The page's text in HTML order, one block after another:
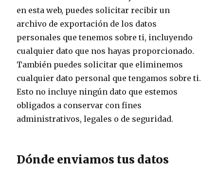
en esta web, puedes solicitar recibir un
archivo de exportación de los datos
personales que tenemos sobre ti, incluyendo
cualquier dato que nos hayas proporcionado.
También puedes solicitar que eliminemos
cualquier dato personal que tengamos sobre ti.
Esto no incluye ningún dato que estemos
obligados a conservar con fines
administrativos, legales o de seguridad.
Dónde enviamos tus datos